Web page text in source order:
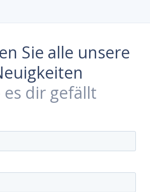
Sie alle unsere
es dir gefällt